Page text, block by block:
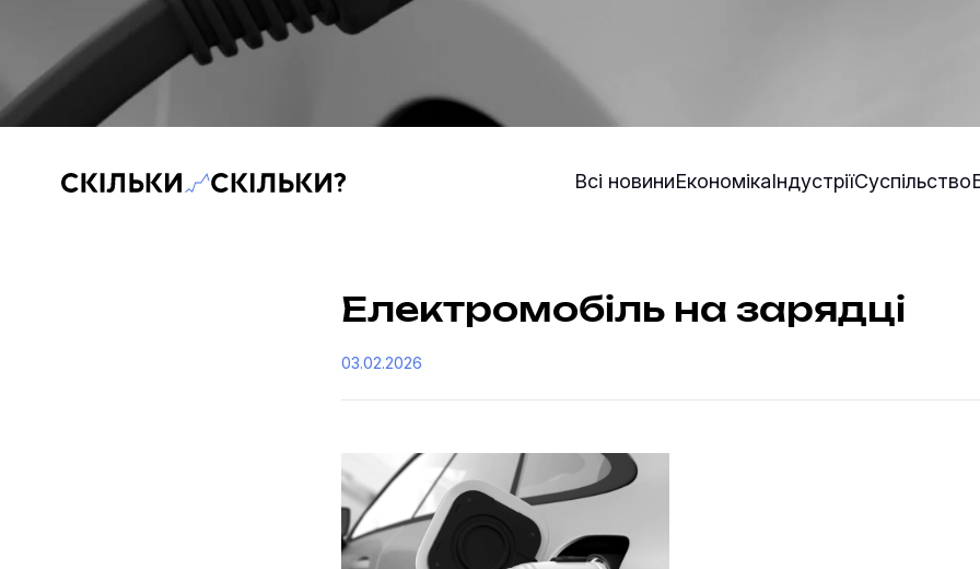
Скільки-скільки? — Медіа про суспільні дані Всі новиниЕкономікаІндустріїСуспільство
Електромобіль на зарядці
03.02.2026